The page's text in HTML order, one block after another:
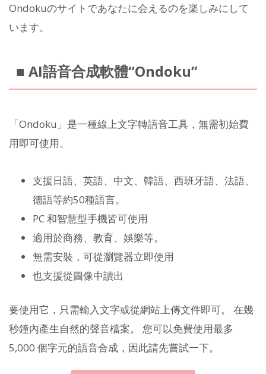
Ondokuのサイトであなたに会えるのを楽しみにして
います。
■ AI語音合成軟體“Ondoku”
「Ondoku」是一種線上文字轉語音工具，無需初始費
用即可使用。
支援日語、英語、中文、韓語、西班牙語、法語、
德語等約50種語言。
PC 和智慧型手機皆可使用
適用於商務、教育、娛樂等。
無需安裝，可從瀏覽器立即使用
也支援從圖像中讀出
要使用它，只需輸入文字或從網站上傳文件即可。 在幾
秒鐘內產生自然的聲音檔案。 您可以免費使用最多
5,000 個字元的語音合成，因此請先嘗試一下。